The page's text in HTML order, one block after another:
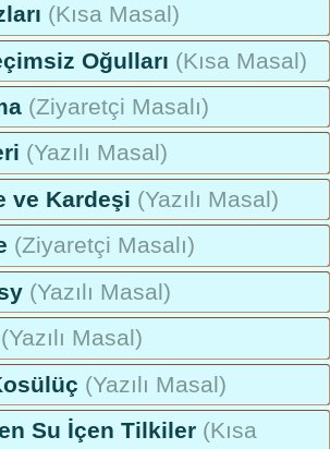
(Kısa Masal)
Oğulları (Kısa Masal)
(Ziyaretçi Masalı)
(Yazılı Masal)
ve Kardeşi (Yazılı Masal)
(Ziyaretçi Masalı)
(Yazılı Masal)
(Yazılı Masal)
(Yazılı Masal)
Su İçen Tilkiler (Kısa